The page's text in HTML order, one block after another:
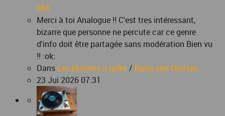
OM
Merci à toi Analogue !! C'est tres intéressant,
bizarre que personne ne percute car ce genre
d'info doit être partagée sans modération Bien vu
!! :ok:
Dans Les platines à galet / Bang and Olufsen
23 Jui 2026 07:31